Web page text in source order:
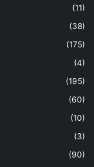
(11)
(38)
(175)
(4)
(195)
(60)
(10)
(3)
(90)